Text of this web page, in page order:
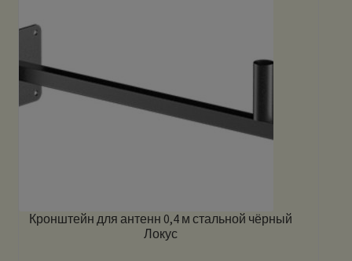
Кронштейн для антенн 0,4 м стальной чёрный
Локус